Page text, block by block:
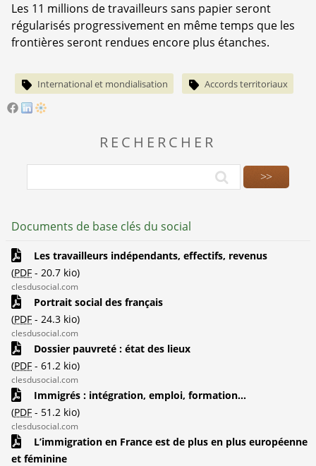
Les 11 millions de travailleurs sans papier seront
régularisés progressivement en même temps que les
frontières seront rendues encore plus étanches.
International et mondialisation Accords territoriaux
RECHERCHER
Documents de base clés du social
Les travailleurs indépendants, effectifs, revenus
(PDF - 20.7 kio)
clesdusocial.com
Portrait social des français
(PDF - 24.3 kio)
clesdusocial.com
Dossier pauvreté : état des lieux
(PDF - 61.2 kio)
clesdusocial.com
Immigrés : intégration, emploi, formation...
(PDF - 51.2 kio)
clesdusocial.com
L’immigration en France est de plus en plus européenne
et féminine